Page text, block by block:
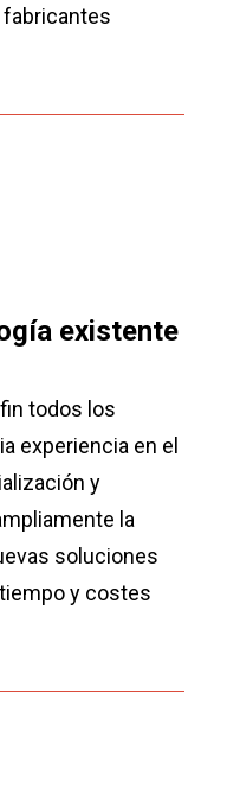
existente
todos los
experiencia en el
y
la
soluciones
y costes